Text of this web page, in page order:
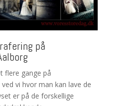
på
flere gange på
vi hvor man kan lave de
er på de forskellige